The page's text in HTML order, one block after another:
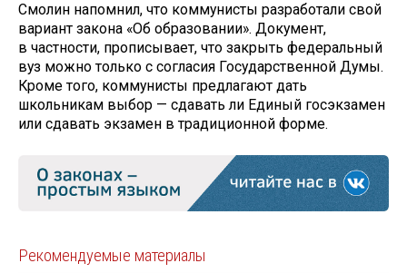
Смолин напомнил, что коммунисты разработали свой
вариант закона «Об образовании». Документ,
в частности, прописывает, что закрыть федеральный
вуз можно только с согласия Государственной Думы.
Кроме того, коммунисты предлагают дать
школьникам выбор — сдавать ли Единый госэкзамен
или сдавать экзамен в традиционной форме.
Рекомендуемые материалы